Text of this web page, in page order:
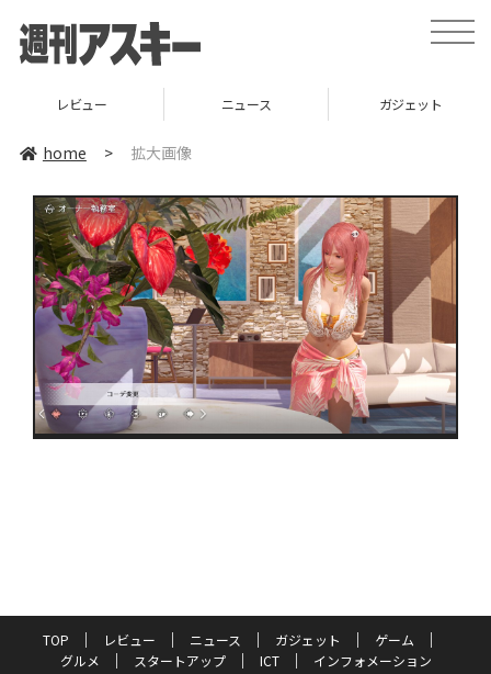
toggle
レビュー ニュース ガジェット
home > 拡大画像
TOP レビュー ニュース ガジェット
ゲーム
グルメ
スタートアップ ICT
インフォメーション